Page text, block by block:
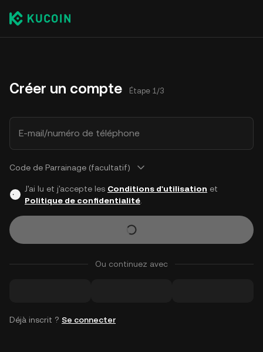
Créer un compte Étape 1/3
E-mail/numéro de téléphone
Code de Parrainage (facultatif)
J'ai lu et j'accepte les Conditions d'utilisation et
Politique de confidentialité.
Ou continuez avec
Déjà inscrit ? Se connecter